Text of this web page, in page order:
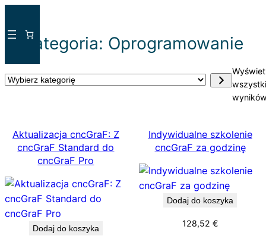
treściKategoria: Oprogramowanie
Wybierz
Aktualizacja cncGraF: Z
cncGraF Standard do
cncGraF Pro
Dodaj do koszyka
Indywidualne szkolenie
cncGraF za godzinę
Dodaj do koszyka
128,52€